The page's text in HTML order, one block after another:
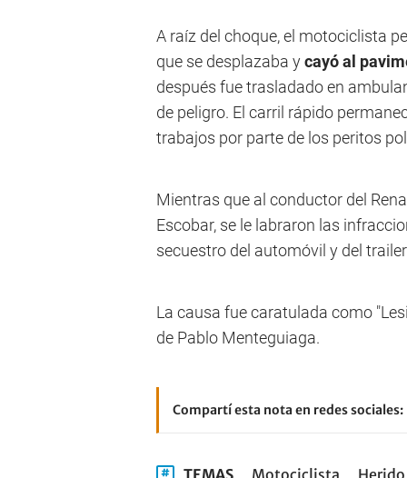
A raíz del choque, el motociclista
que se desplazaba ycayó al
después fue trasladado en
de peligro. El carril rápido
trabajos por parte de los peritos
Mientras que al conductor del
Escobar, se le labraron las
secuestro del automóvil y del
La causa fue caratulada como
de Pablo Menteguiaga.
Compartí esta nota en redes sociales:
TEMAS Motociclista Herido